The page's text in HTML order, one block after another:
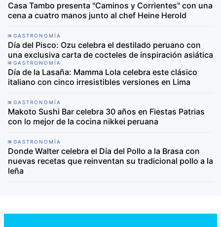
Casa Tambo presenta "Caminos y Corrientes" con una
cena a cuatro manos junto al chef Heine Herold
GASTRONOMÍA
Día del Pisco: Ozu celebra el destilado peruano con
una exclusiva carta de cocteles de inspiración asiática
GASTRONOMÍA
Día de la Lasaña: Mamma Lola celebra este clásico
italiano con cinco irresistibles versiones en Lima
GASTRONOMÍA
Makoto Sushi Bar celebra 30 años en Fiestas Patrias
con lo mejor de la cocina nikkei peruana
GASTRONOMÍA
Donde Walter celebra el Día del Pollo a la Brasa con
nuevas recetas que reinventan su tradicional pollo a la
leña